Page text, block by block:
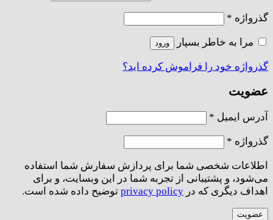
گذرواژه *
مرا به خاطر بسپار ورود
گذرواژه خود را فراموش کرده اید؟
عضویت
آدرس ایمیل *
گذرواژه *
اطلاعات شخصی شما برای پردازش سفارش شما استفاده
می‌شود، و پشتیبانی از تجربه شما در این وبسایت، و برای
اهداف دیگری که در privacy policy توضیح داده شده است.
عضویت